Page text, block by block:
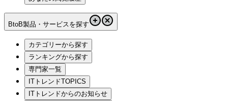
BtoB製品・サービスを探す
カテゴリーから探す
ランキングから探す
専門家一覧
ITトレンドTOPICS
ITトレンドからのお知らせ